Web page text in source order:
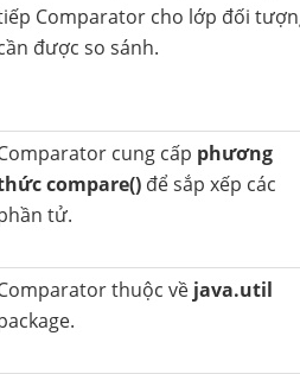
Comparator cho lớp đối
được so sánh.
cung cấp phương
compare() để sắp xếp các
tử.
thuộc về java.util